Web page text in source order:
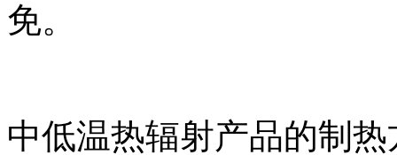
免。
中低温热辐射产品的制